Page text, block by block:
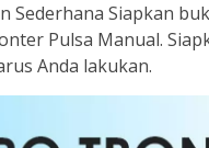
Sederhana Siapkan
Pulsa Manual.
Anda lakukan.